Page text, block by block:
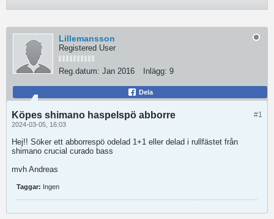
Lillemansson
Registered User
Reg.datum: Jan 2016 Inlägg: 9
Dela
#1
Köpes shimano haspelspö abborre
2024-03-05, 16:03
Hej!! Söker ett abborrespö odelad 1+1 eller delad i rullfästet från
shimano crucial curado bass
mvh Andreas
Taggar: Ingen